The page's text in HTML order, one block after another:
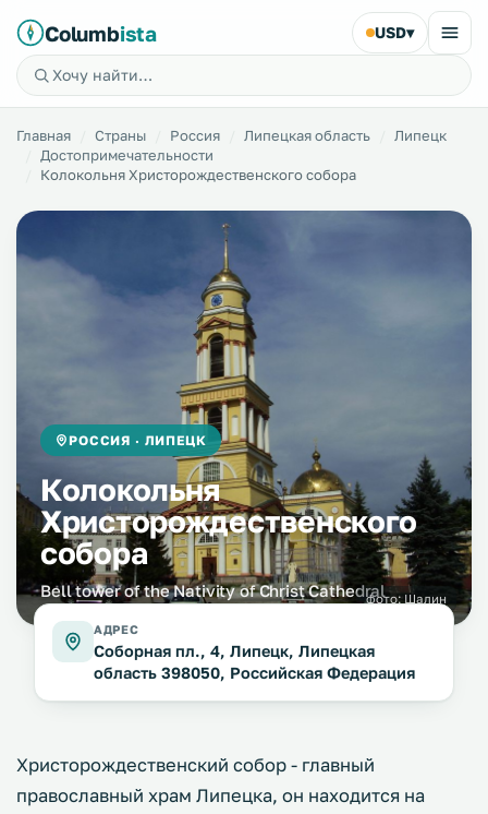
Columbista USD▾
Главная Страны Россия Липецкая область
Липецк
Достопримечательности
Колокольня Христорождественского собора
РОССИЯ · ЛИПЕЦК
Колокольня
Христорождественского
собора
Bell tower of the Nativity of Christ Cathedral
фото: Шалин
АДРЕС
Соборная пл., 4, Липецк, Липецкая
область 398050, Российская Федерация
Христорождественский собор - главный
православный храм Липецка, он находится на